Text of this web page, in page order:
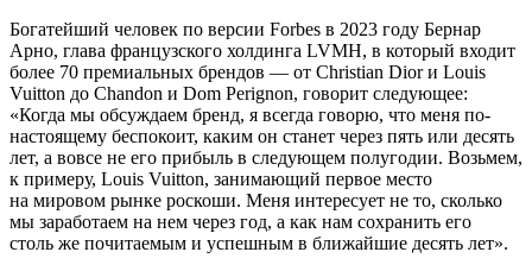
Богатейший человек по версии Forbes в 2023 году Бернар
Арно, глава французского холдинга LVMH, в который входит
более 70 премиальных брендов — от Christian Dior и Louis
Vuitton до Chandon и Dom Perignon, говорит следующее:
«Когда мы обсуждаем бренд, я всегда говорю, что меня по-
настоящему беспокоит, каким он станет через пять или десять
лет, а вовсе не его прибыль в следующем полугодии. Возьмем,
к примеру, Louis Vuitton, занимающий первое место
на мировом рынке роскоши. Меня интересует не то, сколько
мы заработаем на нем через год, а как нам сохранить его
столь же почитаемым и успешным в ближайшие десять лет».